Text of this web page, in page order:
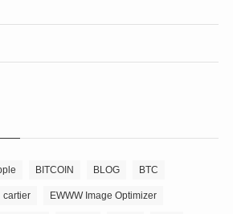
BITCOIN BLOG BTC
cartier EWWW Image Optimizer